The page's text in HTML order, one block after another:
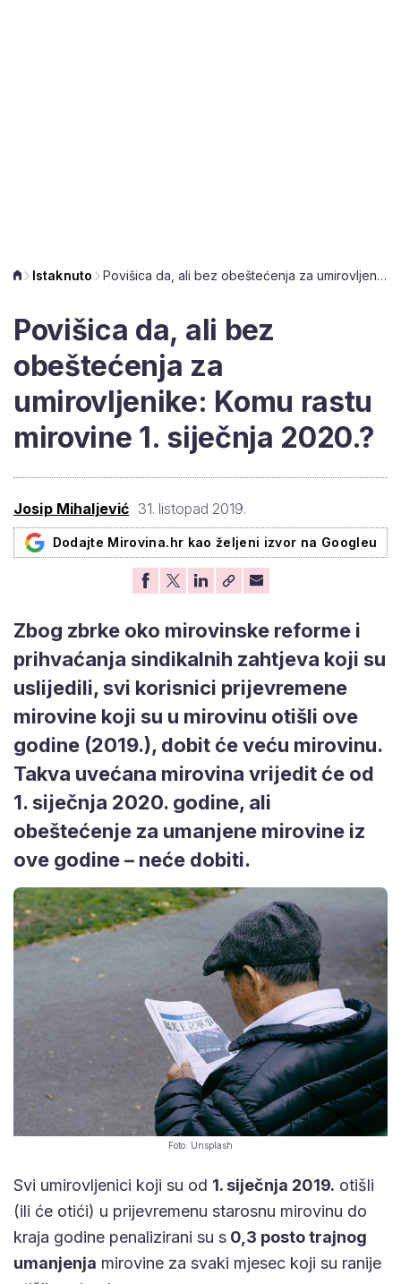
Istaknuto Povišica da, ali bez obeštećenja za umirovljenike: Komu rastu mirovine 1. siječnja 2020.?
Povišica da, ali bez
obeštećenja za
umirovljenike: Komu rastu
mirovine 1. siječnja 2020.?
Josip Mihaljević 31. listopad 2019.
Dodajte Mirovina.hr kao željeni izvor na Googleu
Zbog zbrke oko mirovinske reforme i
prihvaćanja sindikalnih zahtjeva koji su
uslijedili, svi korisnici prijevremene
mirovine koji su u mirovinu otišli ove
godine (2019.), dobit će veću mirovinu.
Takva uvećana mirovina vrijedit će od
1. siječnja 2020. godine, ali
obeštećenje za umanjene mirovine iz
ove godine – neće dobiti.
Foto: Unsplash
Svi umirovljenici koji su od 1. siječnja 2019. otišli
(ili će otići) u prijevremenu starosnu mirovinu do
kraja godine penalizirani su s 0,3 posto trajnog
umanjenja mirovine za svaki mjesec koji su ranije